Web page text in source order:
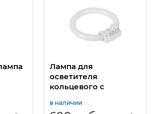
Лампа для
осветителя
кольцевого с
яркости
в наличии